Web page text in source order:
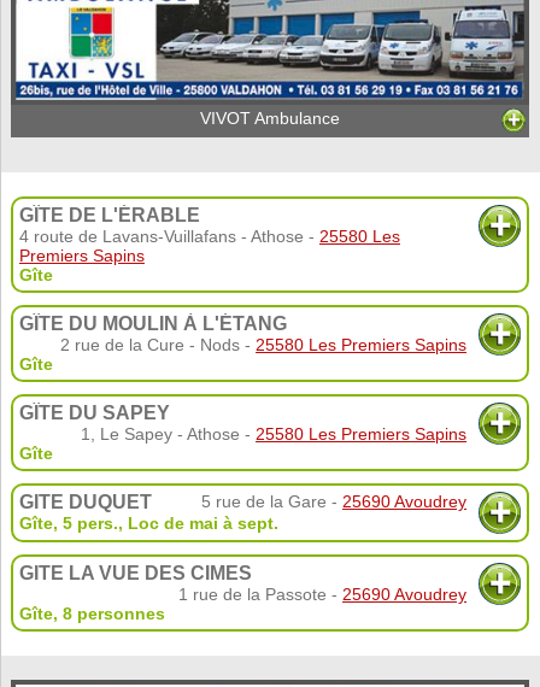
VIVOT Ambulance
GÎTE DE L'ÉRABLE
4 route de Lavans-Vuillafans - Athose - 25580 Les
Premiers Sapins
Gîte
GÎTE DU MOULIN À L'ÉTANG
2 rue de la Cure - Nods - 25580 Les Premiers Sapins
Gîte
GÎTE DU SAPEY
1, Le Sapey - Athose - 25580 Les Premiers Sapins
Gîte
GITE DUQUET 5 rue de la Gare - 25690 Avoudrey
Gîte, 5 pers., Loc de mai à sept.
GITE LA VUE DES CIMES
1 rue de la Passote - 25690 Avoudrey
Gîte, 8 personnes